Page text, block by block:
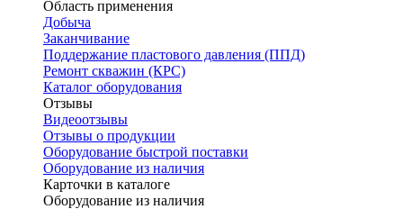
Область применения
Добыча
Заканчивание
Поддержание пластового давления (ППД)
Ремонт скважин (КРС)
Каталог оборудования
Отзывы
Видеоотзывы
Отзывы о продукции
Оборудование быстрой поставки
Оборудование из наличия
Карточки в каталоге
Оборудование из наличия